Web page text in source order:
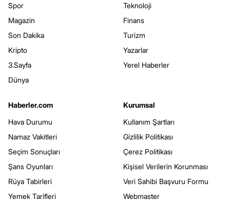
Spor
Magazin
Son Dakika
Kripto
3.Sayfa
Dünya
Teknoloji
Finans
Turizm
Yazarlar
Yerel Haberler
Haberler.com
Hava Durumu
Namaz Vakitleri
Seçim Sonuçları
Şans Oyunları
Rüya Tabirleri
Yemek Tarifleri
Kurumsal
Kullanım Şartları
Gizlilik Politikası
Çerez Politikası
Kişisel Verilerin Korunması
Veri Sahibi Başvuru Formu
Webmaster